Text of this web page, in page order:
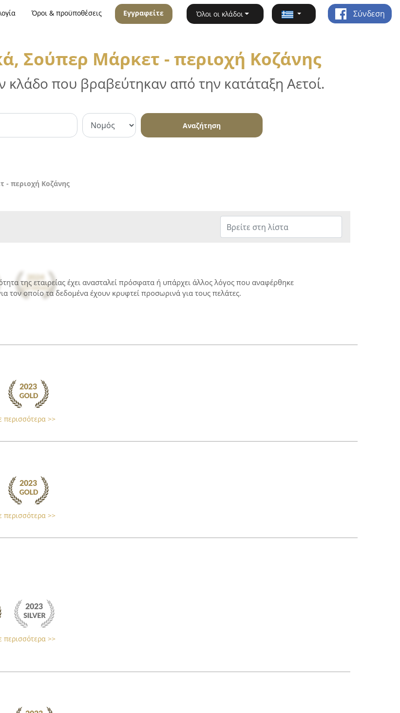
Όροι & προϋποθέσεις Εγγραφείτε Όλοι οι κλάδοι Σύνδεση
Σούπερ Μάρκετ - περιοχή Κοζάνης
κλάδο που βραβεύτηκαν από την κατάταξη Αετοί.
Αναζήτηση
- περιοχή Κοζάνης
της εταιρείας έχει ανασταλεί πρόσφατα ή υπάρχει άλλος λόγος που αναφέρθηκε
τον οποίο τα δεδομένα έχουν κρυφτεί προσωρινά για τους πελάτες.
περισσότερα >>
περισσότερα >>
περισσότερα >>